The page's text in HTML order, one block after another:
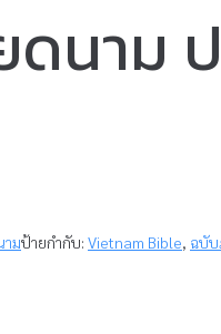
นาม
มป้ายกำกับ: Vietnam Bible, ฉบับ